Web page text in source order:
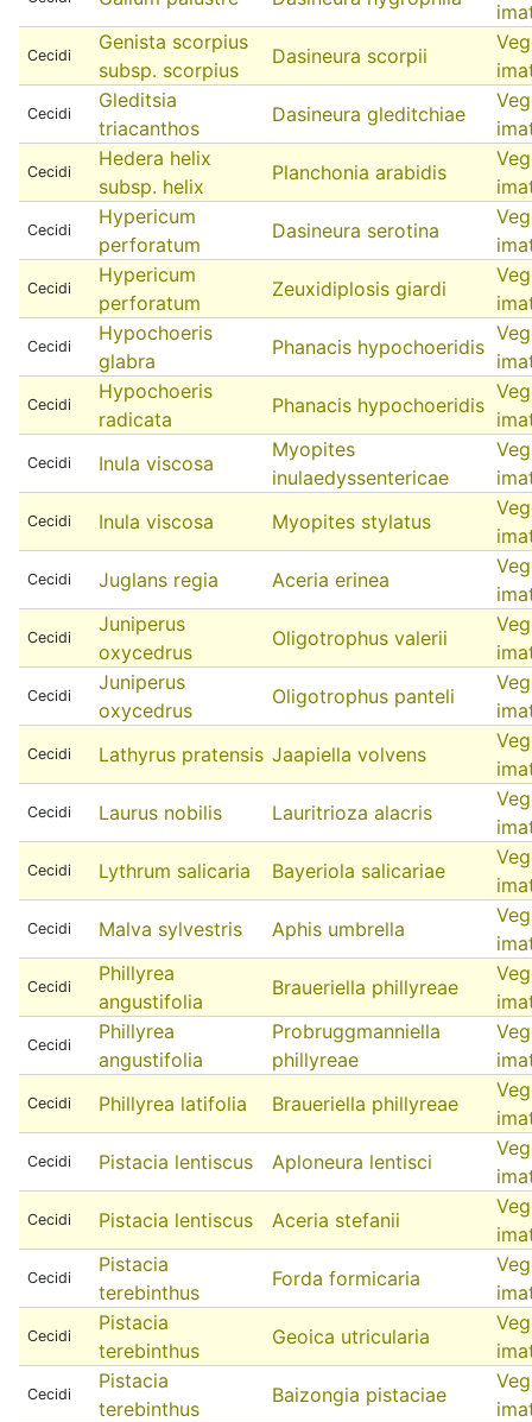
Cecidi
Genista scorpius
subsp. scorpius
Dasineura scorpii
Cecidi
Gleditsia
triacanthos
Dasineura gleditchiae
Cecidi
Hedera helix
subsp. helix
Planchonia arabidis
Cecidi
Hypericum
perforatum
Dasineura serotina
Cecidi
Hypericum
perforatum
Zeuxidiplosis giardi
Cecidi
Hypochoeris
glabra
Phanacis hypochoeridis
Cecidi
Hypochoeris
radicata
Phanacis hypochoeridis
Cecidi Inula viscosa
Myopites
inulaedyssentericae
Cecidi Inula viscosa Myopites stylatus
Cecidi Juglans regia Aceria erinea
Cecidi
Juniperus
oxycedrus
Oligotrophus valerii
Cecidi
Juniperus
oxycedrus
Oligotrophus panteli
Cecidi Lathyrus pratensis Jaapiella volvens
Cecidi Laurus nobilis Lauritrioza alacris
Cecidi Lythrum salicaria Bayeriola salicariae
Cecidi Malva sylvestris Aphis umbrella
Cecidi
Phillyrea
angustifolia
Braueriella phillyreae
Cecidi
Phillyrea
angustifolia
Probruggmanniella
phillyreae
Cecidi Phillyrea latifolia Braueriella phillyreae
Cecidi Pistacia lentiscus Aploneura lentisci
Cecidi Pistacia lentiscus Aceria stefanii
Cecidi
Pistacia
terebinthus
Forda formicaria
Cecidi
Pistacia
terebinthus
Geoica utricularia
Cecidi
Pistacia
terebinthus
Baizongia pistaciae